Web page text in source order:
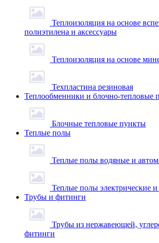
Теплоизоляция на основе
полиэтилена и аксессуары
Теплоизоляция на основе
Техпластина резиновая
Теплообменники и блочно-тепловые
Блочные тепловые пункты
Теплые полы
Теплые полы водяные и
Теплые полы электрические и
Трубы и фитинги
Трубы из нержавеющей,
фитинги